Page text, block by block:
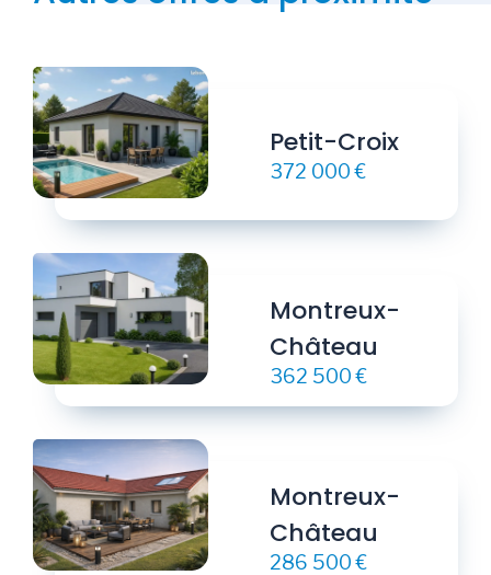
Petit-Croix
372 000 €
Montreux-
Château
362 500 €
Montreux-
Château
286 500 €